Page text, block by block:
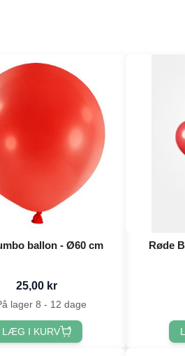
Rød jumbo ballon - Ø60 cm
25,00 kr
lager 8 - 12 dage
LÆG I KURV
Røde